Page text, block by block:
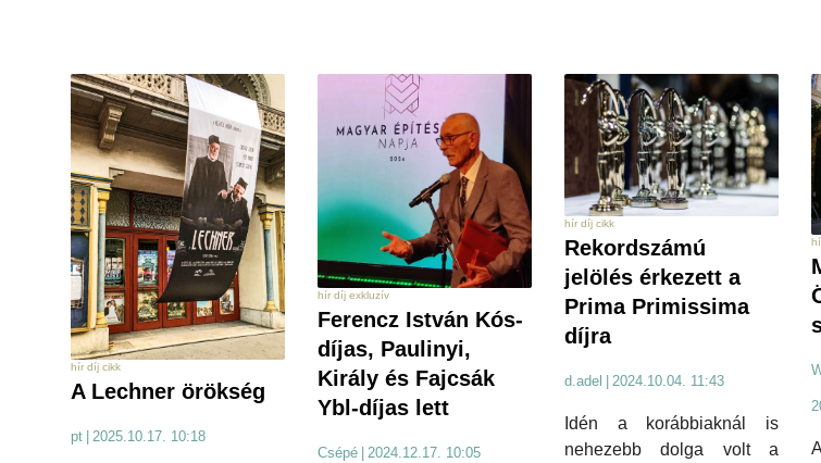
hír díj cikk
A Lechner örökség
pt | 2025.10.17. 10:18
hír díj exkluzív
Ferencz István Kós-
díjas, Paulinyi,
Király és Fajcsák
Ybl-díjas lett
Csépé 2024.12.17. 10:05
hír díj cikk
Rekordszámú
jelölés érkezett a
Prima Primissima
díjra
d.adel 2024.10.04. 11:43
Idén a korábbiaknál is
nehezebb dolga volt a